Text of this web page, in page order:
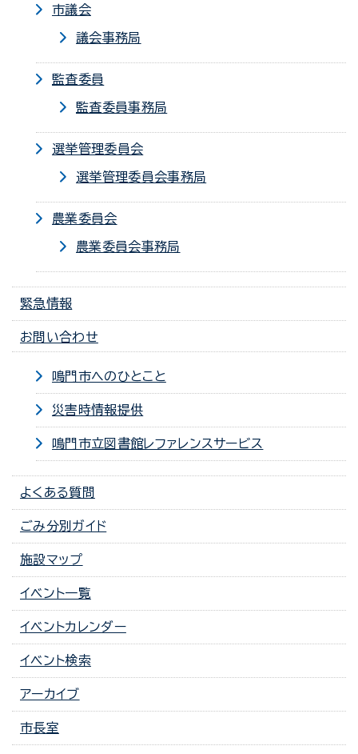
市議会
議会事務局
監査委員
監査委員事務局
選挙管理委員会
選挙管理委員会事務局
農業委員会
農業委員会事務局
緊急情報
お問い合わせ
鳴門市へのひとこと
災害時情報提供
鳴門市立図書館レファレンスサービス
よくある質問
ごみ分別ガイド
施設マップ
イベント一覧
イベントカレンダー
イベント検索
アーカイブ
市長室